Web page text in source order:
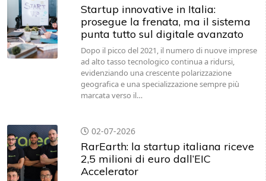
Startup innovative in Italia:
prosegue la frenata, ma il sistema
punta tutto sul digitale avanzato
Dopo il picco del 2021, il numero di nuove imprese
ad alto tasso tecnologico continua a ridursi,
evidenziando una crescente polarizzazione
geografica e una specializzazione sempre più
marcata verso il…
02-07-2026
RarEarth: la startup italiana riceve
2,5 milioni di euro dall’EIC
Accelerator